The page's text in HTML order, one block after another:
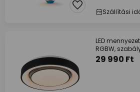
Szállítási
LED
RGBW,
29 990 Ft